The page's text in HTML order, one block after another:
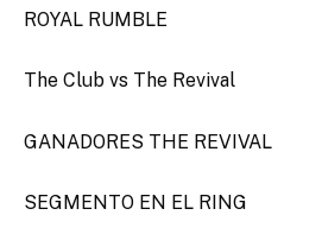
ROYAL RUMBLE
The Club vs The Revival
GANADORES THE REVIVAL
SEGMENTO EN EL RING